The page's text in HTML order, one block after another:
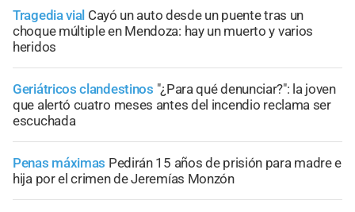
Tragedia vial Cayó un auto desde un puente tras un
choque múltiple en Mendoza: hay un muerto y varios
heridos
Geriátricos clandestinos "¿Para qué denunciar?": la joven
que alertó cuatro meses antes del incendio reclama ser
escuchada
Penas máximas Pedirán 15 años de prisión para madre e
hija por el crimen de Jeremías Monzón